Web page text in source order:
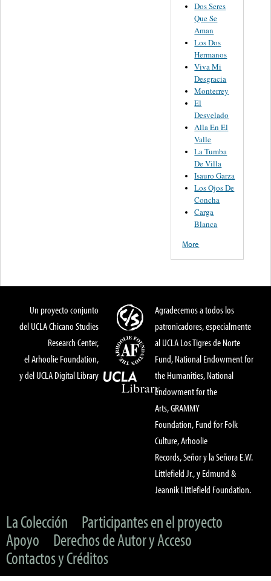
Dos Seres
Que Se
Aman
Los Dos
Hermanos
Viva Mi
Desgracia
Monterrey
El
Desvelado
Alla En El
Valle
La Tumba
De Villa
Isauro Garza
Los Ojos De
Concha
Carga
Blanca
More
Un proyecto conjunto
del UCLA Chicano Studies
Research Center,
el Arhoolie Foundation,
y del UCLA Digital Library
Agradecemos a todos los
patronicadores, especialmente
al UCLA Los Tigres de Norte
Fund, National Endowment for
the Humanities, National
Endowment for the
Arts, GRAMMY
Foundation, Fund for Folk
Culture, Arhoolie
Records, Señor y la Señora E.W.
Littlefield Jr., y Edmund &
Jeannik Littlefield Foundation.
La Colección
Participantes en el proyecto
Apoyo
Derechos de Autor y Acceso
Contactos y Créditos